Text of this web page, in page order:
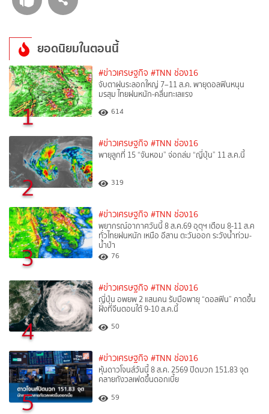
ยอดนิยมในตอนนี้
1
#ข่าวเศรษฐกิจ #TNN ช่อง16
จับตาฝนระลอกใหญ่ 7–11 ส.ค. พายุดอลฟินหนุน
มรสุม ไทยฝนหนัก-คลื่นทะเลแรง
614
2
#ข่าวเศรษฐกิจ #TNN ช่อง16
พายุลูกที่ 15 “จันหอม” จ่อถล่ม “ญี่ปุ่น” 11 ส.ค.นี้
319
3
#ข่าวเศรษฐกิจ #TNN ช่อง16
พยากรณ์อากาศวันนี้ 8 ส.ค.69 อุตุฯ เตือน 8-11 ส.ค
ทั่วไทยฝนหนัก เหนือ อีสาน ตะวันออก ระวังน้ำท่วม-
น้ำป่า
76
4
#ข่าวเศรษฐกิจ #TNN ช่อง16
ญี่ปุ่น อพยพ 2 แสนคน รับมือพายุ “ดอลฟิน” คาดขึ้น
ฝั่งที่จีนตอนใต้ 9-10 ส.ค.นี้
50
5
#ข่าวเศรษฐกิจ #TNN ช่อง16
หุ้นดาวโจนส์วันนี้ 8 ส.ค. 2569 ปิดบวก 151.83 จุด
คลายกังวลเฟดขึ้นดอกเบี้ย
59